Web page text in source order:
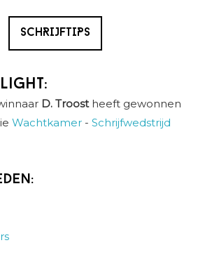
SCHRIJFTIPS
D. Troost heeft gewonnen
Wachtkamer -Schrijfwedstrijd